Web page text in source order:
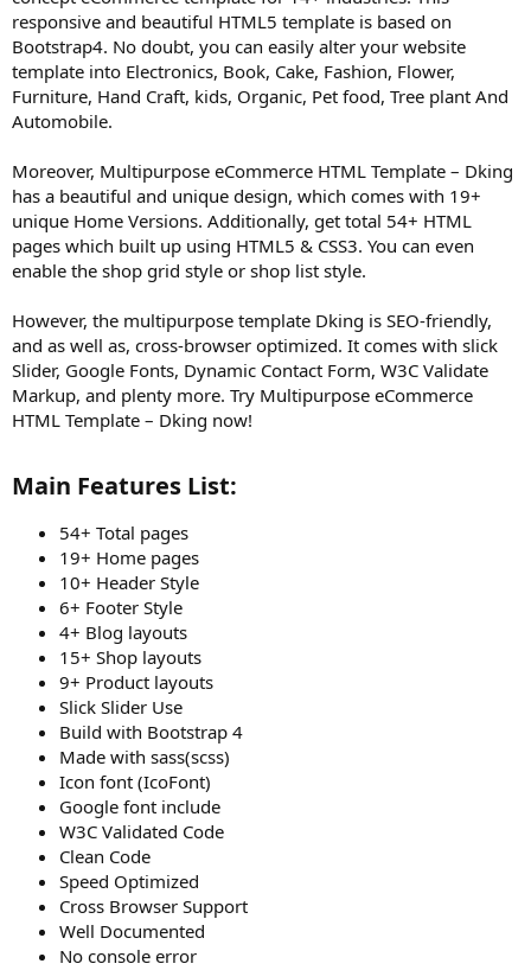
responsive and beautiful HTML5 template is based on
Bootstrap4. No doubt, you can easily alter your website
template into Electronics, Book, Cake, Fashion, Flower,
Furniture, Hand Craft, kids, Organic, Pet food, Tree plant And
Automobile.
Moreover, Multipurpose eCommerce HTML Template – Dking
has a beautiful and unique design, which comes with 19+
unique Home Versions. Additionally, get total 54+ HTML
pages which built up using HTML5 & CSS3. You can even
enable the shop grid style or shop list style.
However, the multipurpose template Dking is SEO-friendly,
and as well as, cross-browser optimized. It comes with slick
Slider, Google Fonts, Dynamic Contact Form, W3C Validate
Markup, and plenty more. Try Multipurpose eCommerce
HTML Template – Dking now!
Main Features List:​
54+ Total pages
19+ Home pages
10+ Header Style
6+ Footer Style
4+ Blog layouts
15+ Shop layouts
9+ Product layouts
Slick Slider Use
Build with Bootstrap 4
Made with sass(scss)
Icon font (IcoFont)
Google font include
W3C Validated Code
Clean Code
Speed Optimized
Cross Browser Support
Well Documented
No console error